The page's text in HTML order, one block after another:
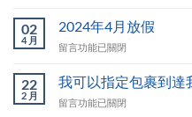
的
Line
官
帳
中
02
4 月
2024年4月放假
在
年
4
月
留言功能已關閉
22
2 月
我可以指定包裹到達
在
留言功能已關閉